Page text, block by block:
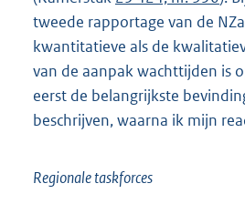
tweede rapportage van de
kwantitatieve als de
van de aanpak wachttijden is
eerst de belangrijkste
beschrijven, waarna ik mijn
Regionale taskforces